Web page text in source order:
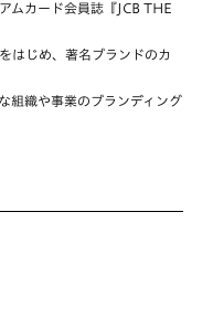
ムカード会員誌『JCB THE
はじめ、著名ブランドのカ
組織や事業のブランディング